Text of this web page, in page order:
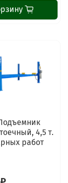
4,5 т.
работ